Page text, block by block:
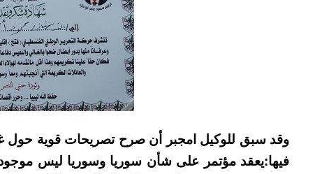
وقد سبق للوكيل امجبر أن صرح تصريحات قوية حول
فيها:يعقد مؤتمر على شأن سوريا وسوريا ليس